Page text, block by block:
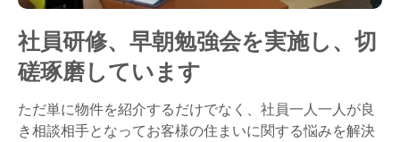
社員研修、早朝勉強会を実施し、切
磋琢磨しています
ただ単に物件を紹介するだけでなく、社員一人一人が良
き相談相手となってお客様の住まいに関する悩みを解決